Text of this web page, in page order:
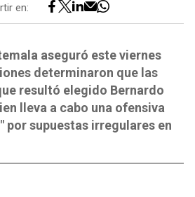
en:
aseguró este viernes
determinaron que las
resultó elegido Bernardo
lleva a cabo una ofensiva
por supuestas irregulares en